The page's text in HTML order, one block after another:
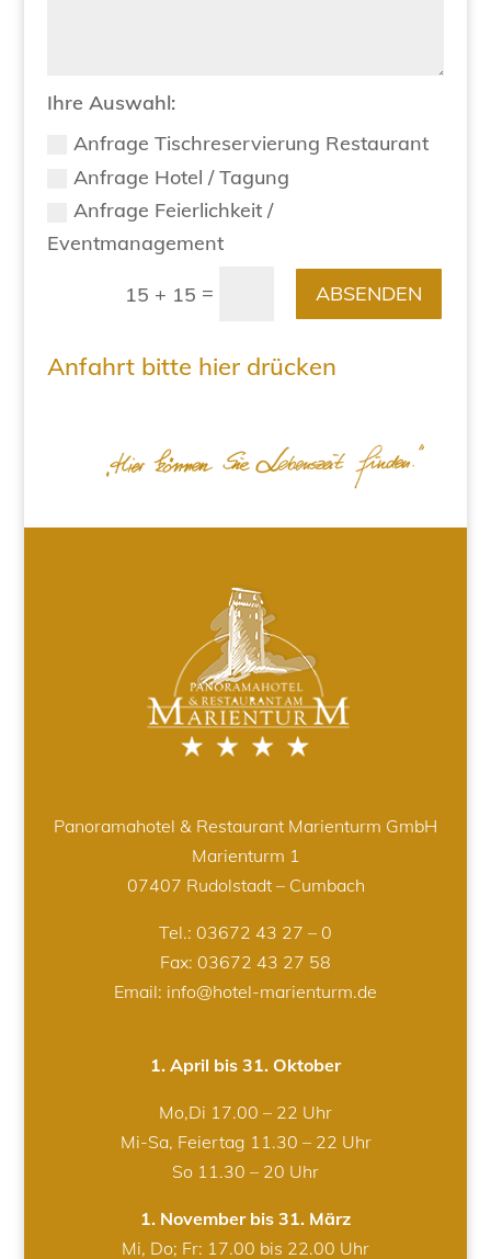
Ihre Auswahl:
Anfrage Tischreservierung Restaurant
Anfrage Hotel / Tagung
Anfrage Feierlichkeit /
Eventmanagement
15 + 15 = ABSENDEN
Anfahrt bitte hier drücken
Panoramahotel & Restaurant Marienturm GmbH
Marienturm 1
07407 Rudolstadt – Cumbach
Tel.: 03672 43 27 – 0
Fax: 03672 43 27 58
Email: info@hotel-marienturm.de
1. April bis 31. Oktober
Mo,Di 17.00 – 22 Uhr
Mi-Sa, Feiertag 11.30 – 22 Uhr
So 11.30 – 20 Uhr
1. November bis 31. März
Mi, Do; Fr: 17.00 bis 22.00 Uhr